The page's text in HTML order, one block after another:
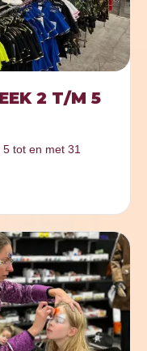
2 T/M 5
tot en met 31